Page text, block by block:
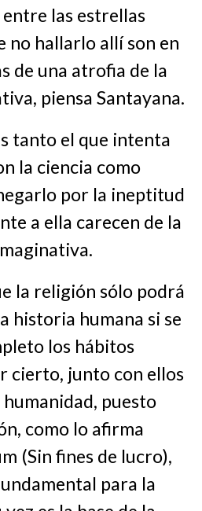
las estrellas
no hallarlo allí son en
de una atrofia de la
piensa Santayana.
tanto el que intenta
la ciencia como
por la ineptitud
a ella carecen de la
la religión sólo podrá
historia humana si se
los hábitos
cierto, junto con ellos
puesto
como lo afirma
(Sin fines de lucro),
para la